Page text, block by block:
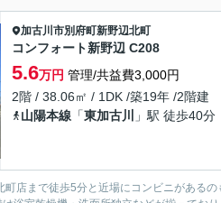
加古川市別府町新野辺北町
コンフォート新野辺 C208
5.6万円 管理/共益費3,000円
2階 / 38.06㎡ / 1DK /築19年 /2階建
山陽本線 「東加古川 」駅 徒歩40分
町店まで徒歩5分と近場にコンビニがある